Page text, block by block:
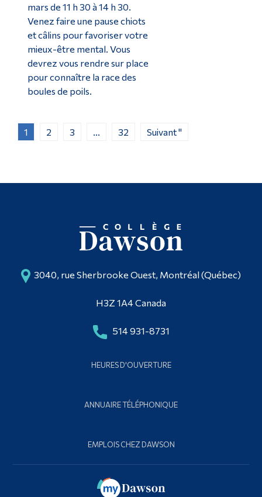
mars de 11 h 30 à 14 h 30.
Venez faire une pause chiots
et câlins pour favoriser votre
mieux-être mental. Vous
devrez vous rendre sur place
pour connaître la race des
boules de poils.
1 2 3 32 Suivant "
3040, rue Sherbrooke Ouest, Montréal (Québec)
H3Z 1A4 Canada
514 931-8731
HEURES D'OUVERTURE
ANNUAIRE TÉLÉPHONIQUE
EMPLOIS CHEZ DAWSON